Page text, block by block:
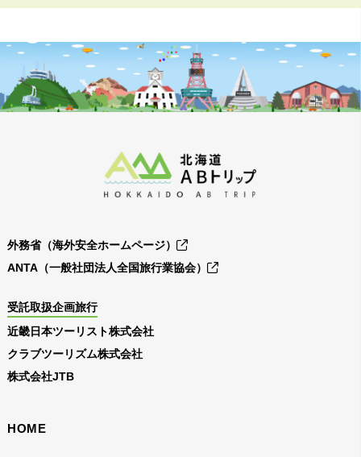
外務省（海外安全ホームページ）
ANTA（一般社団法人全国旅行業協会）
受託取扱企画旅行
近畿日本ツーリスト株式会社
クラブツーリズム株式会社
株式会社JTB
HOME